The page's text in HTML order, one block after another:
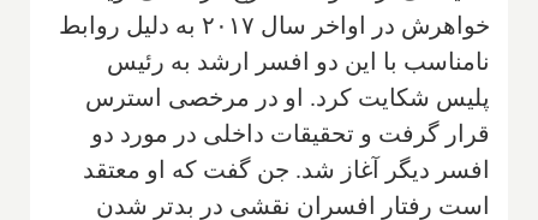
خواهرش در اواخر سال ۲۰۱۷ به دلیل روابط
نامناسب با این دو افسر ارشد به رئیس
پلیس شکایت کرد. او در مرخصی استرس
قرار گرفت و تحقیقات داخلی در مورد دو
افسر دیگر آغاز شد. جن گفت که او معتقد
است رفتار افسران نقشی در بدتر شدن